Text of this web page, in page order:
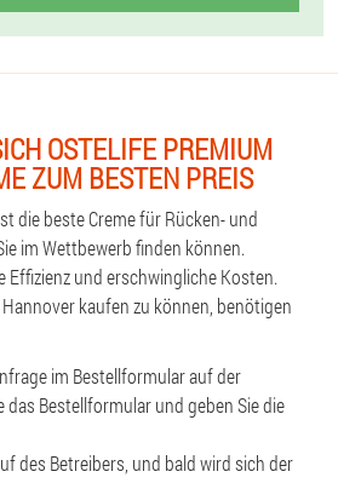
OSTELIFE PREMIUM
ZUM BESTEN PREIS
die beste Creme für Rücken- und
im Wettbewerb finden können.
Effizienz und erschwingliche Kosten.
kaufen zu können, benötigen
im Bestellformular auf der
das Bestellformular und geben Sie die
des Betreibers, und bald wird sich der